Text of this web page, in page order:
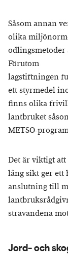
Såsom annan
olika
Förutom
lagstiftningen
ett styrmedel
finns olika
lantbruket
METSO-
Det är viktigt att
lång sikt ger ett
anslutning till
strävandena
Jord- och